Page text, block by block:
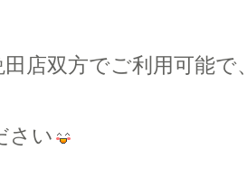
店双方でご利用可能
さい